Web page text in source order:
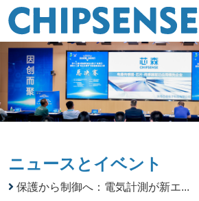
ニュースとイベント
保護から制御へ：電気計測が新エ...